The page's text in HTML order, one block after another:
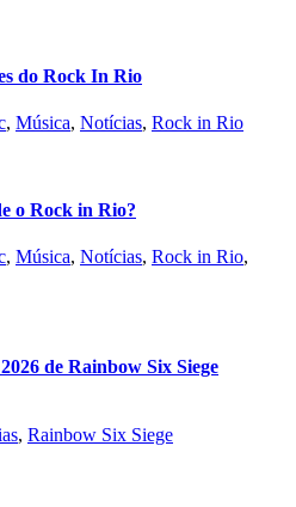
do Rock In Rio
, Música, Notícias, Rock in Rio
o Rock in Rio?
, Música, Notícias, Rock in Rio,
de Rainbow Six Siege
, Rainbow Six Siege